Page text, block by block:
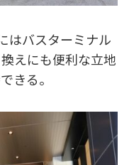
はバスターミナル
えにも便利な立地
きる。